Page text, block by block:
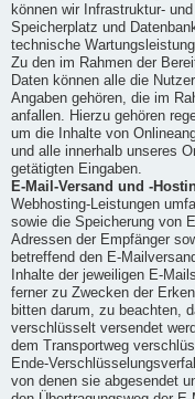
können wir Infrastruktur-
Speicherplatz und
technische
Zu den im Rahmen der
Daten können alle die
Angaben gehören, die im
anfallen. Hierzu gehören
um die Inhalte von
und alle innerhalb unseres
getätigten Eingaben.
E-Mail-Versand und -
Webhosting-Leistungen
sowie die Speicherung von
Adressen der Empfänger
betreffend den E-
Inhalte der jeweiligen E-
ferner zu Zwecken der
bitten darum, zu beachten,
verschlüsselt versendet
dem Transportweg
Ende-
von denen sie abgesendet